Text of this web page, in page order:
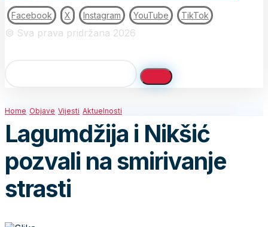
Facebook X Instagram YouTube TikTok
© Sva prava pridržana 2026
Home Objave Vijesti Aktuelnosti
Lagumdžija i Nikšić
pozvali na smirivanje
strasti